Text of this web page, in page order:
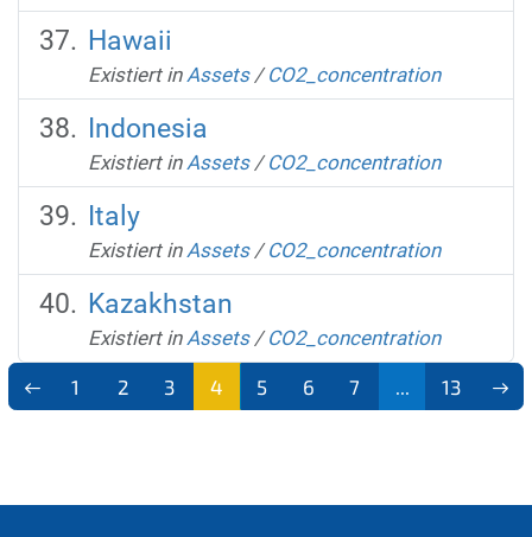
Hawaii
Existiert in Assets /CO2_concentration
Indonesia
Existiert in Assets /CO2_concentration
Italy
Existiert in Assets /CO2_concentration
Kazakhstan
Existiert in Assets /CO2_concentration
1 2 3
4
5 6 7 13